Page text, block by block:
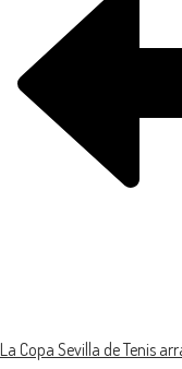
La Copa Sevilla de Tenis